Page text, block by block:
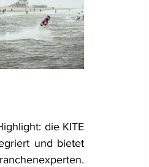
die KITE
und bietet